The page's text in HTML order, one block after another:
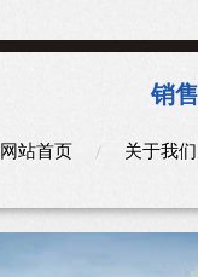
销
网站首页 关于我们